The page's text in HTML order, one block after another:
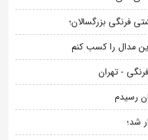
فرنگی بزرگسالان؛
مدال را کسب کنم
- تهران
رسیدم
شد؛